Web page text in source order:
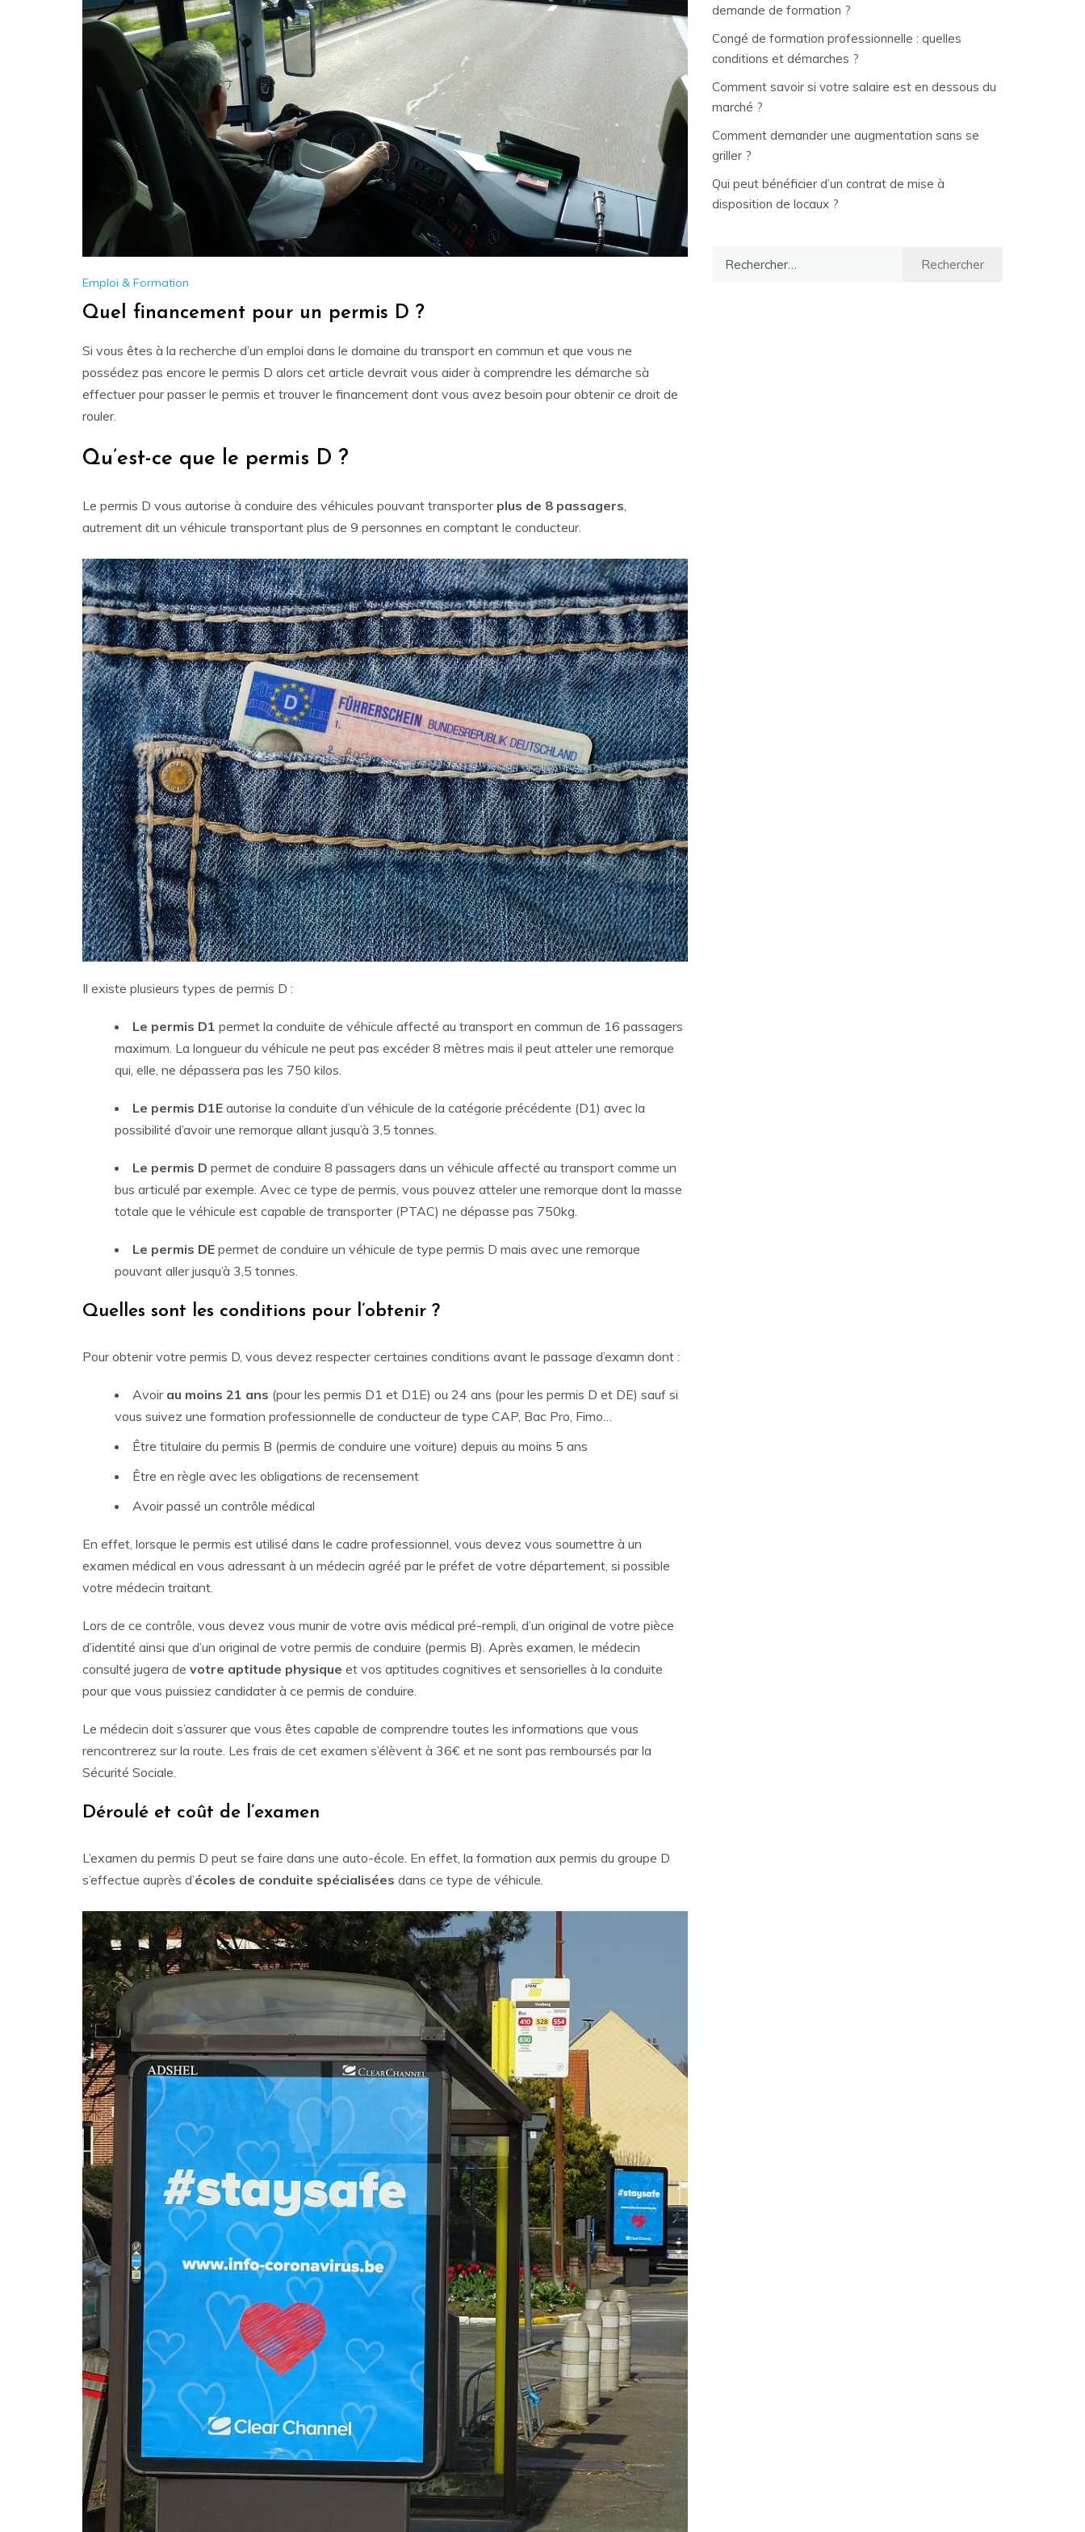
Emploi & Formation
Quel financement pour un permis D ?
Si vous êtes à la recherche d’un emploi dans le domaine du transport en commun et que vous ne
possédez pas encore le permis D alors cet article devrait vous aider à comprendre les démarche sà
effectuer pour passer le permis et trouver le financement dont vous avez besoin pour obtenir ce droit de
rouler.
Qu’est-ce que le permis D ?
Le permis D vous autorise à conduire des véhicules pouvant transporter plus de 8 passagers
autrement dit un véhicule transportant plus de 9 personnes en comptant le conducteur.
Il existe plusieurs types de permis D :
Le permis D1 permet la conduite de véhicule affecté au transport en commun de 16 passagers
maximum. La longueur du véhicule ne peut pas excéder 8 mètres mais il peut atteler une remorque
qui, elle, ne dépassera pas les 750 kilos.
Le permis D1E autorise la conduite d’un véhicule de la catégorie précédente (D1) avec la
possibilité d’avoir une remorque allant jusqu’à 3,5 tonnes.
Le permis D permet de conduire 8 passagers dans un véhicule affecté au transport comme un
bus articulé par exemple. Avec ce type de permis, vous pouvez atteler une remorque dont la masse
totale que le véhicule est capable de transporter (PTAC) ne dépasse pas 750kg.
Le permis DE permet de conduire un véhicule de type permis D mais avec une remorque
pouvant aller jusqu’à 3,5 tonnes.
Quelles sont les conditions pour l’obtenir ?
Pour obtenir votre permis D, vous devez respecter certaines conditions avant le passage d’examn dont :
Avoir au moins 21 ans (pour les permis D1 et D1E) ou 24 ans (pour les permis D et DE) sauf si
vous suivez une formation professionnelle de conducteur de type CAP, Bac Pro, Fimo…
Être titulaire du permis B (permis de conduire une voiture) depuis au moins 5 ans
Être en règle avec les obligations de recensement
Avoir passé un contrôle médical
En effet, lorsque le permis est utilisé dans le cadre professionnel, vous devez vous soumettre à un
examen médical en vous adressant à un médecin agréé par le préfet de votre département, si possible
votre médecin traitant.
Lors de ce contrôle, vous devez vous munir de votre avis médical pré-rempli, d’un original de votre pièce
d’identité ainsi que d’un original de votre permis de conduire (permis B). Après examen, le médecin
consulté jugera de votre aptitude physique et vos aptitudes cognitives et sensorielles à la conduite
pour que vous puissiez candidater à ce permis de conduire.
Le médecin doit s’assurer que vous êtes capable de comprendre toutes les informations que vous
rencontrerez sur la route. Les frais de cet examen s’élèvent à 36€ et ne sont pas remboursés par la
Sécurité Sociale.
Déroulé et coût de l’examen
L’examen du permis D peut se faire dans une auto-école. En effet, la formation aux permis du groupe D
s’effectue auprès d’écoles de conduite spécialisées dans ce type de véhicule.
demande de formation ?
Congé de formation professionnelle : quelles
conditions et démarches ?
Comment savoir si votre salaire est en dessous du
marché ?
Comment demander une augmentation sans se
griller ?
Qui peut bénéficier d’un contrat de mise à
disposition de locaux ?